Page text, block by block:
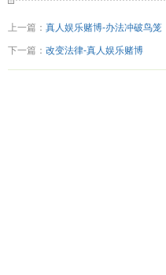
上一篇： 真人娱乐赌博-办法冲破鸟笼
下一篇： 改变法律-真人娱乐赌博